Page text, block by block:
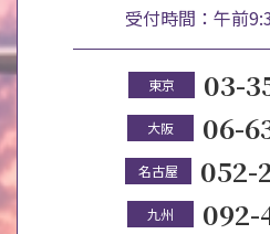
受付時間：午前
東京 03-
大阪 06-
名古屋 052-
九州 092-